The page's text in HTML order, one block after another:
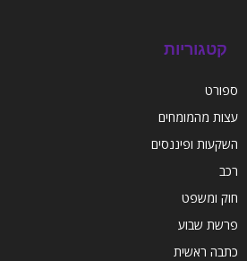
קטגוריות
ספורט
עצות מהמומחים
השקעות ופיננסים
רכב
חוק ומשפט
פרשת שבוע
כתבה ראשית